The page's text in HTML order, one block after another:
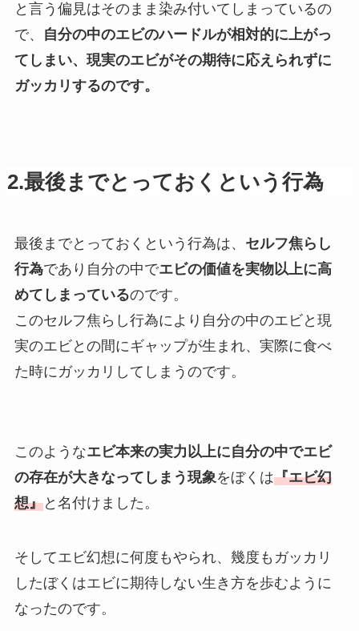
と言う偏見はそのまま染み付いてしまっているの
で、
自分の中のエビのハードルが相対的に上がっ
てしまい、現実のエビがその期待に応えられずに
ガッカリするのです。
2.最後までとっておくという行為
最後までとっておくという行為は、 セルフ焦らし
行為であり自分の中でエビの価値を実物以上に高
めてしまっているのです。
このセルフ焦らし行為により自分の中のエビと現
実のエビとの間にギャップが生まれ、実際に食べ
た時にガッカリしてしまうのです。
このようなエビ本来の実力以上に自分の中でエビ
の存在が大きなってしまう現象をぼくは『エビ幻
想』と名付けました。
そしてエビ幻想に何度もやられ、幾度もガッカリ
したぼくはエビに期待しない生き方を歩むように
なったのです。